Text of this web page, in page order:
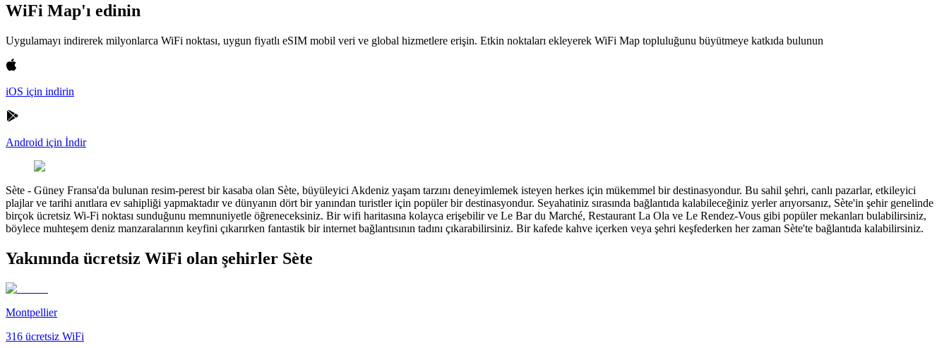
WiFi Map'ı edinin
Uygulamayı indirerek milyonlarca WiFi noktası, uygun fiyatlı eSIM mobil veri ve global hizmetlere erişin. Etkin noktaları ekleyerek WiFi Map topluluğunu büyütmeye katkıda bulunun
iOS için indirin
Android için İndir
Sète - Güney Fransa'da bulunan resim-perest bir kasaba olan Sète, büyüleyici Akdeniz yaşam tarzını deneyimlemek isteyen herkes için mükemmel bir destinasyondur. Bu sahil şehri, canlı pazarlar, etkileyici
plajlar ve tarihi anıtlara ev sahipliği yapmaktadır ve dünyanın dört bir yanından turistler için popüler bir destinasyondur. Seyahatiniz sırasında bağlantıda kalabileceğiniz yerler arıyorsanız, Sète'in şehir genelinde
birçok ücretsiz Wi-Fi noktası sunduğunu memnuniyetle öğreneceksiniz. Bir wifi haritasına kolayca erişebilir ve Le Bar du Marché, Restaurant La Ola ve Le Rendez-Vous gibi popüler mekanları bulabilirsiniz,
böylece muhteşem deniz manzaralarının keyfini çıkarırken fantastik bir internet bağlantısının tadını çıkarabilirsiniz. Bir kafede kahve içerken veya şehri keşfederken her zaman Sète'te bağlantıda kalabilirsiniz.
Yakınında ücretsiz WiFi olan şehirler Sète
Montpellier
316 ücretsiz WiFi